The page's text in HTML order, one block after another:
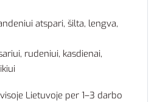
atspari, šilta, lengva,
rudeniui, kasdienai,
Lietuvoje per 1–3 darbo